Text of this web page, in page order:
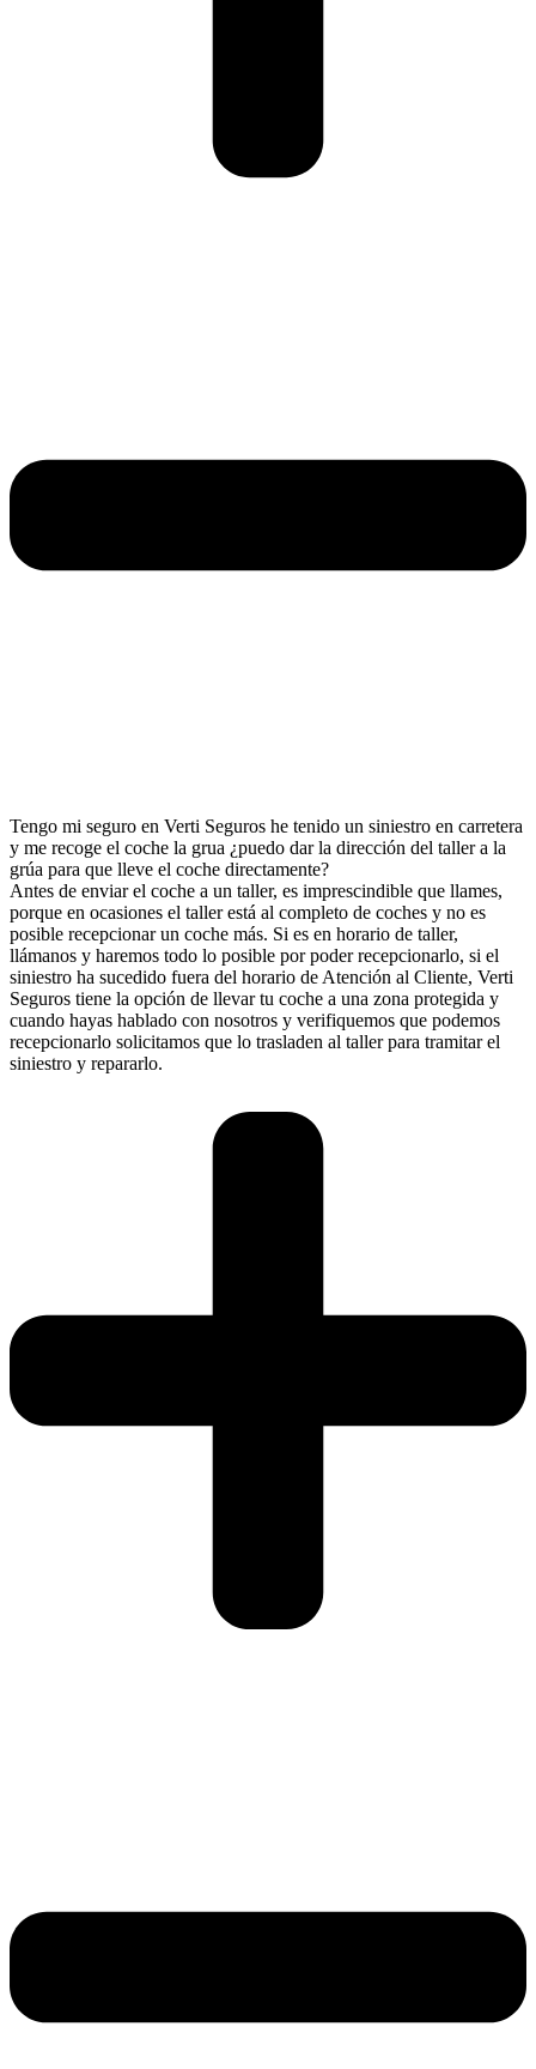
Tengo mi seguro en Verti Seguros he tenido un siniestro en carretera
y me recoge el coche la grua ¿puedo dar la dirección del taller a la
grúa para que lleve el coche directamente?
Antes de enviar el coche a un taller, es imprescindible que llames,
porque en ocasiones el taller está al completo de coches y no es
posible recepcionar un coche más. Si es en horario de taller,
llámanos y haremos todo lo posible por poder recepcionarlo, si el
siniestro ha sucedido fuera del horario de Atención al Cliente, Verti
Seguros tiene la opción de llevar tu coche a una zona protegida y
cuando hayas hablado con nosotros y verifiquemos que podemos
recepcionarlo solicitamos que lo trasladen al taller para tramitar el
siniestro y repararlo.